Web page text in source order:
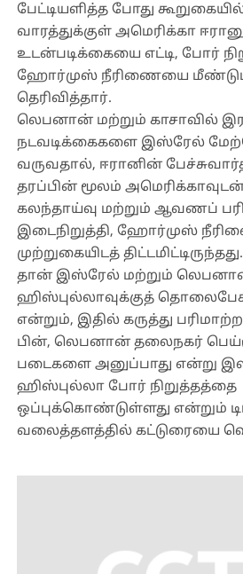
பேட்டியளித்த போது
வாரத்துக்குள் அமெரிக்கா
உடன்படிக்கையை எட்டி, போர்
ஹோர்முஸ் நீரிணையை மீண்டும்
தெரிவித்தார்.
லெபனான் மற்றும் காசாவில்
நடவடிக்கைகளை இஸ்ரேல்
வருவதால், ஈரானின்
தரப்பின் மூலம்
கலந்தாய்வு மற்றும் ஆவணப்
இடைநிறுத்தி, ஹோர்முஸ்
முற்றுகையிடத்
தான் இஸ்ரேல் மற்றும்
ஹிஸ்புல்லாவுக்குத்
என்றும், இதில் கருத்து
பின், லெபனான் தலைநகர்
படைகளை அனுப்பாது என்று
ஹிஸ்புல்லா போர் நிறுத்தத்தை
ஒப்புக்கொண்டுள்ளது என்றும்
வலைத்தளத்தில் கட்டுரையை